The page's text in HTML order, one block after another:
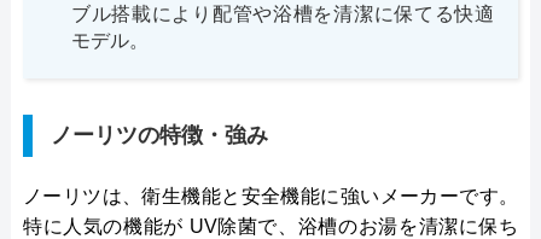
ブル搭載により配管や浴槽を清潔に保てる快適
モデル。
ノーリツの特徴・強み
ノーリツは、衛生機能と安全機能に強いメーカーです。
特に人気の機能が UV除菌で、浴槽のお湯を清潔に保ち